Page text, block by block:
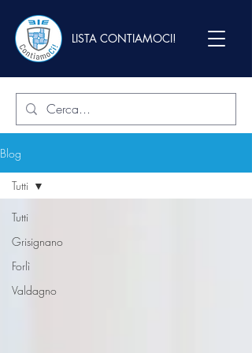
LISTA CONTIAMOCI!
Blog
Tutti
Grisignano
Forlì
Valdagno
Tutti